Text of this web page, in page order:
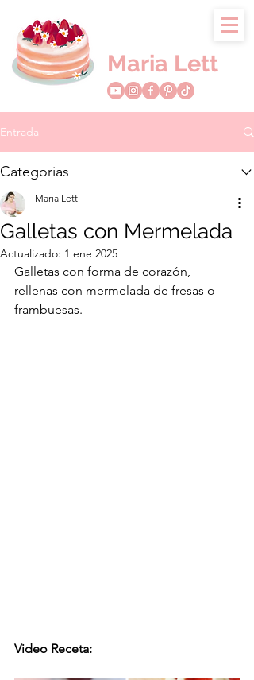
Maria Lett
Entrada
Categorias
Galletas con Mermelada
Maria Lett
Actualizado: 1 ene 2025
Galletas con forma de corazón,
rellenas con mermelada de fresas o
frambuesas.
Video Receta: